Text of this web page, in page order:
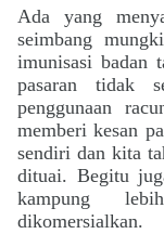
Ada yang
seimbang
imunisasi badan
pasaran tidak
penggunaan
memberi kesan
sendiri dan kita
dituai. Begitu
kampung
dikomersialkan.